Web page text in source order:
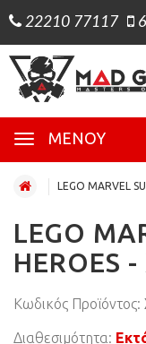
22210 77117
ΜΕΝΟΎ
LEGO MARVEL
LEGO
HEROES
Κωδικός Προϊόντος:
Διαθεσιμότητα: